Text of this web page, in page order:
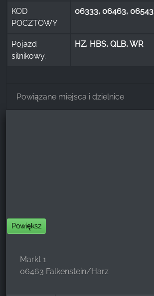
KOD
POCZTOWY
06333, 06463, 06543
Pojazd
silnikowy.
HZ, HBS, QLB, WR
Powiązane miejsca i dzielnice
Powiększ
Markt 1
06463 Falkenstein/Harz